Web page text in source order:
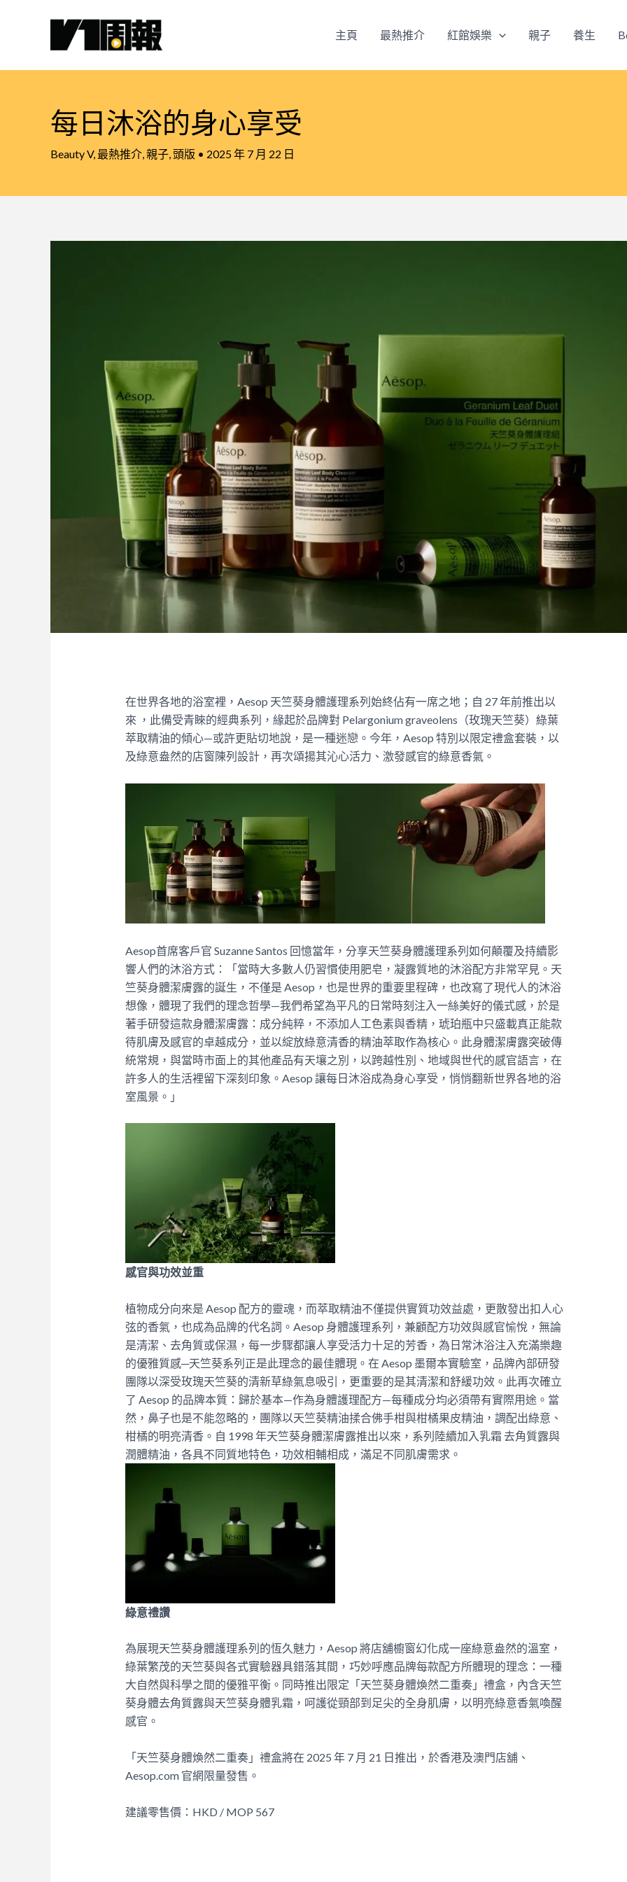
主頁 最熱推介 紅館娛樂 親子 養生
每日沐浴的身心享受
Beauty V, 最熱推介 親子 頭版 • 2025 年 7 月 22 日
在世界各地的浴室裡，Aesop 天竺葵身體護理系列始終佔有一席之地；自 27 年前推出以
來 ，此備受青睞的經典系列，緣起於品牌對 Pelargonium graveolens（玫瑰天竺葵）綠葉
萃取精油的傾心—或許更貼切地說，是一種迷戀。今年，Aesop 特別以限定禮盒套裝，以
及綠意盎然的店窗陳列設計，再次頌揚其沁心活力、激發感官的綠意香氣。
Aesop首席客戶官 Suzanne Santos 回憶當年，分享天竺葵身體護理系列如何顛覆及持續影
響人們的沐浴方式：「當時大多數人仍習慣使用肥皂，凝露質地的沐浴配方非常罕見。天
竺葵身體潔膚露的誕生，不僅是 Aesop，也是世界的重要里程碑，也改寫了現代人的沐浴
想像，體現了我們的理念哲學—我們希望為平凡的日常時刻注入一絲美好的儀式感，於是
著手研發這款身體潔膚露：成分純粹，不添加人工色素與香精，琥珀瓶中只盛載真正能款
待肌膚及感官的卓越成分，並以綻放綠意清香的精油萃取作為核心。此身體潔膚露突破傳
統常規，與當時市面上的其他產品有天壤之別，以跨越性別、地域與世代的感官語言，在
許多人的生活裡留下深刻印象。Aesop 讓每日沐浴成為身心享受，悄悄翻新世界各地的浴
室風景。」
感官與功效並重
植物成分向來是 Aesop 配方的靈魂，而萃取精油不僅提供實質功效益處，更散發出扣人心
弦的香氣，也成為品牌的代名詞。Aesop 身體護理系列，兼顧配方功效與感官愉悅，無論
是清潔、去角質或保濕，每一步驟都讓人享受活力十足的芳香，為日常沐浴注入充滿樂趣
的優雅質感─天竺葵系列正是此理念的最佳體現。在 Aesop 墨爾本實驗室，品牌內部研發
團隊以深受玫瑰天竺葵的清新草綠氣息吸引，更重要的是其清潔和舒緩功效。此再次確立
了 Aesop 的品牌本質：歸於基本—作為身體護理配方—每種成分均必須帶有實際用途。當
然，鼻子也是不能忽略的，團隊以天竺葵精油揉合佛手柑與柑橘果皮精油，調配出綠意、
柑橘的明亮清香。自 1998 年天竺葵身體潔膚露推出以來，系列陸續加入乳霜 去角質露與
潤體精油，各具不同質地特色，功效相輔相成，滿足不同肌膚需求。
綠意禮讚
為展現天竺葵身體護理系列的恆久魅力，Aesop 將店舖櫥窗幻化成一座綠意盎然的溫室，
綠葉繁茂的天竺葵與各式實驗器具錯落其間，巧妙呼應品牌每款配方所體現的理念：一種
大自然與科學之間的優雅平衡。同時推出限定「天竺葵身體煥然二重奏」禮盒，內含天竺
葵身體去角質露與天竺葵身體乳霜，呵護從頸部到足尖的全身肌膚，以明亮綠意香氣喚醒
感官。
「天竺葵身體煥然二重奏」禮盒將在 2025 年 7 月 21 日推出，於香港及澳門店舖、
Aesop.com 官網限量發售。
建議零售價：HKD / MOP 567